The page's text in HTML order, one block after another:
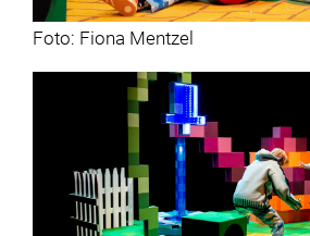
Foto: Fiona Mentzel